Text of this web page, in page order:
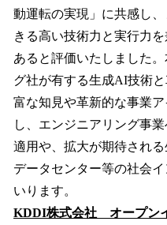
動運転の実現」に共感し
きる高い技術力と実行力
あると評価いたしました
グ社が有する生成AI技術
富な知見や革新的な事業
し、エンジニアリング事
適用や、拡大が期待され
データセンター等の社会
いります。
KDDI株式会社 オープン